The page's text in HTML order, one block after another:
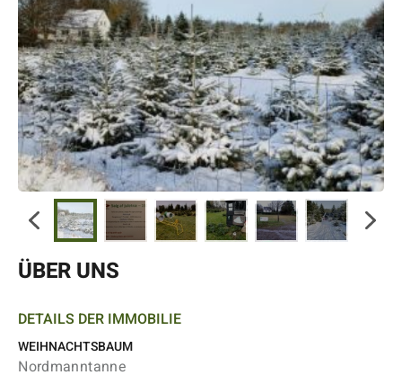
ÜBER UNS
DETAILS DER IMMOBILIE
WEIHNACHTSBAUM
Nordmanntanne